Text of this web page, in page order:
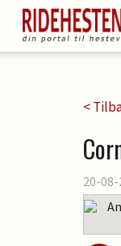
<
20-08-